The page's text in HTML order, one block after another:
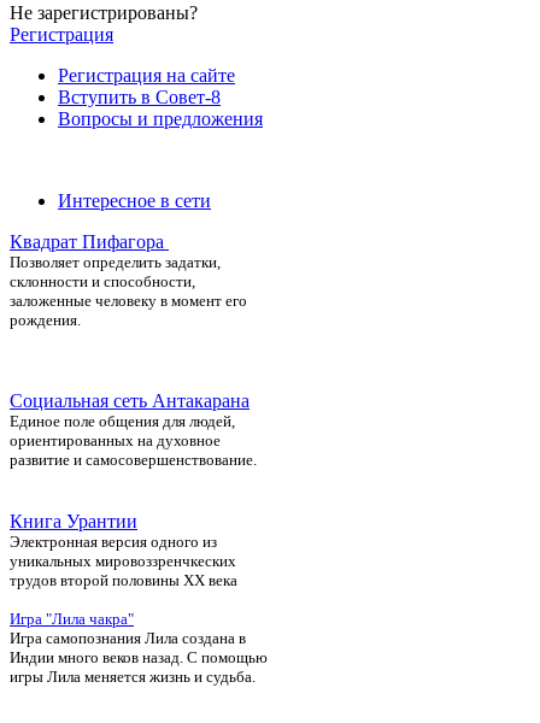
Не зарегистрированы?
Регистрация
Регистрация на сайте
Вступить в Совет-8
Вопросы и предложения
Интересное в сети
Квадрат Пифагора
Позволяет определить задатки,
склонности и способности,
заложенные человеку в момент его
рождения.
Социальная сеть Антакарана
Единое поле общения для людей,
ориентированных на духовное
развитие и самосовершенствование.
Книга Урантии
Электронная версия одного из
уникальных мировоззренчкеских
трудов второй половины ХХ века
Игра "Лила чакра"
Игра самопознания Лила создана в
Индии много веков назад. С помощью
игры Лила меняется жизнь и судьба.